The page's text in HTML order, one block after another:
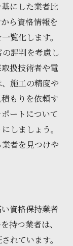
にした業者比
ら資格情報を
覧化します。
評判を考慮し
扱技術者や電
施工の精度や
もりを依頼す
ートについて
しましょう。
者を見つけや
資格保持業者
持つ業者は、
れています。